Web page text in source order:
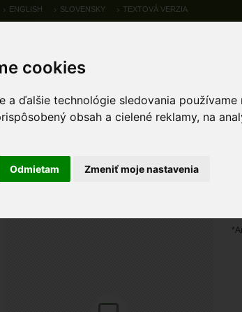
cookies
a ďalšie technológie sledovania
obsah a cielené reklamy, na
Odmietam Zmeniť moje nastavenia
ENGLISH SLOVENSKY TEXTOVÁ VERZIA
Výsledky monitoringu Pozorovania a výskytové dáta
*Amphipoda